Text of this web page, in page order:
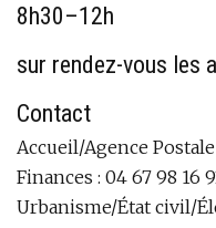
8h30–12h
sur rendez-vous les
Contact
Accueil/Agence
Finances : 04 67 98 16
Urbanisme/État civil/